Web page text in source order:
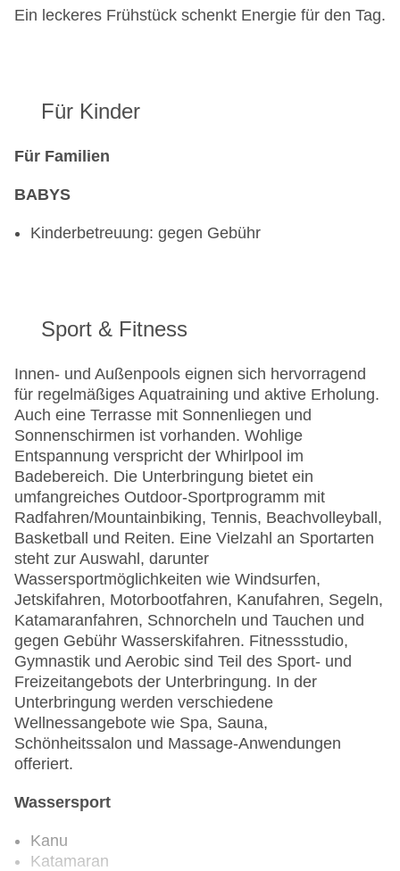
Ein leckeres Frühstück schenkt Energie für den Tag.
Für Kinder
Für Familien
BABYS
Kinderbetreuung: gegen Gebühr
Sport & Fitness
Innen- und Außenpools eignen sich hervorragend
für regelmäßiges Aquatraining und aktive Erholung.
Auch eine Terrasse mit Sonnenliegen und
Sonnenschirmen ist vorhanden. Wohlige
Entspannung verspricht der Whirlpool im
Badebereich. Die Unterbringung bietet ein
umfangreiches Outdoor-Sportprogramm mit
Radfahren/Mountainbiking, Tennis, Beachvolleyball,
Basketball und Reiten. Eine Vielzahl an Sportarten
steht zur Auswahl, darunter
Wassersportmöglichkeiten wie Windsurfen,
Jetskifahren, Motorbootfahren, Kanufahren, Segeln,
Katamaranfahren, Schnorcheln und Tauchen und
gegen Gebühr Wasserskifahren. Fitnessstudio,
Gymnastik und Aerobic sind Teil des Sport- und
Freizeitangebots der Unterbringung. In der
Unterbringung werden verschiedene
Wellnessangebote wie Spa, Sauna,
Schönheitssalon und Massage-Anwendungen
offeriert.
Wassersport
Kanu
Katamaran